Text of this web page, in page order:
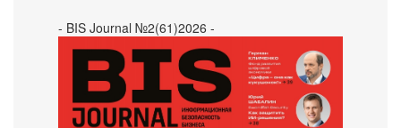
- BIS Journal №2(61)2026 -